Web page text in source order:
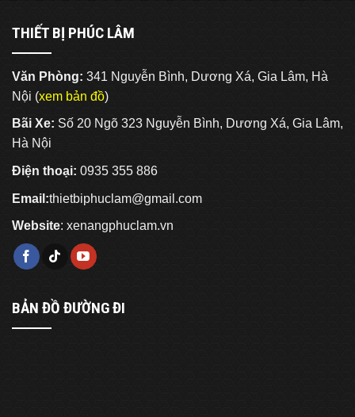
THIẾT BỊ PHÚC LÂM
Văn Phòng: 341 Nguyễn Bình, Dương Xá, Gia Lâm, Hà
Nội (xem bản đồ)
Bãi Xe: Số 20 Ngõ 323 Nguyễn Bình, Dương Xá, Gia Lâm,
Hà Nội
Điện thoại: 0935 355 886
Email:thietbiphuclam@gmail.com
Website: xenangphuclam.vn
BẢN ĐỒ ĐƯỜNG ĐI